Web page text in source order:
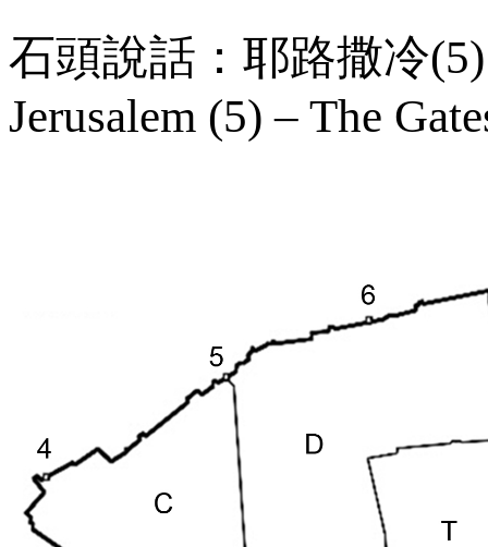
石頭說話：耶路撒冷(5)
Jerusalem (5) – The